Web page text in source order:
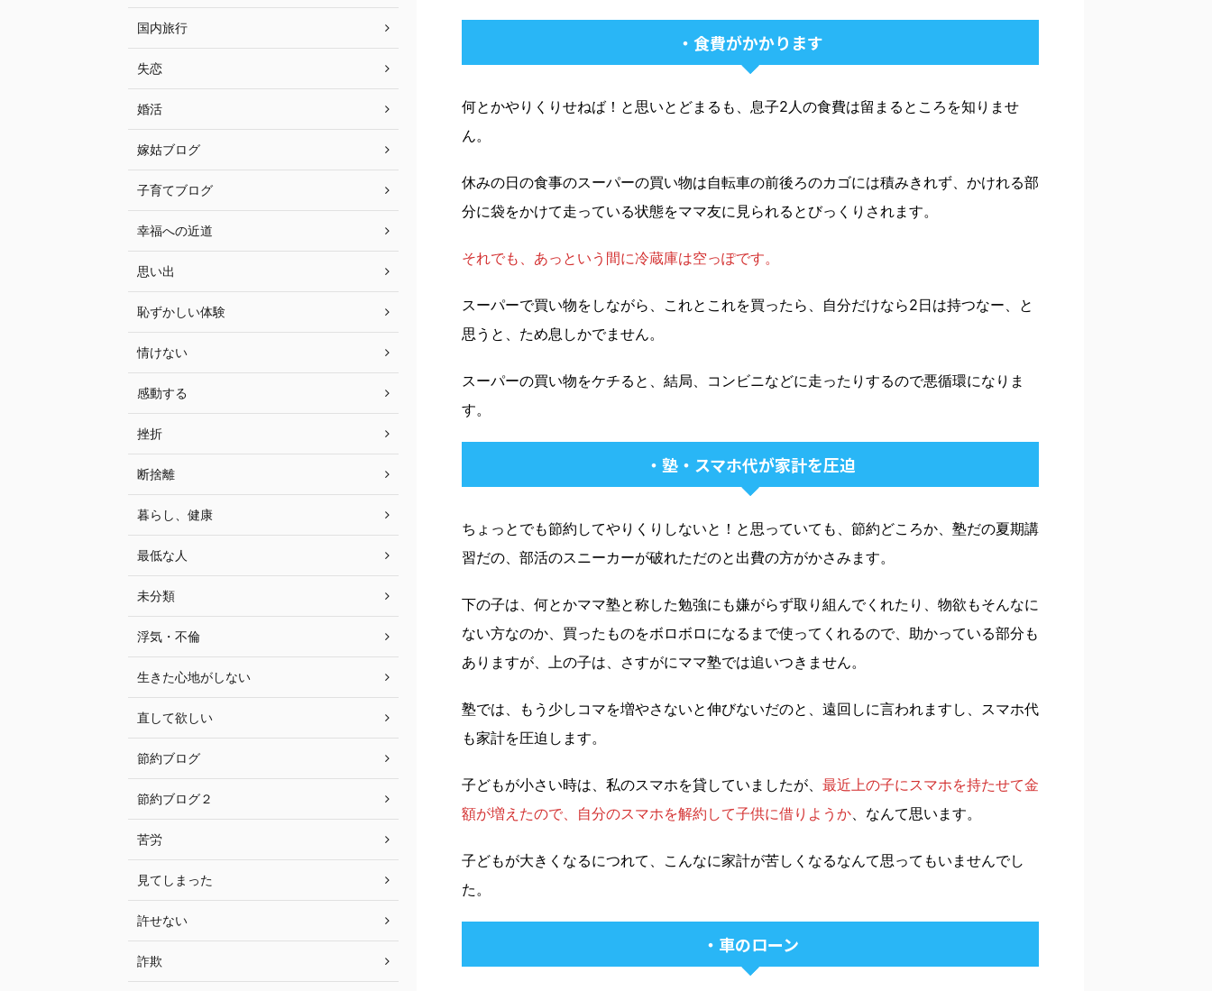
・食費がかかります
何とかやりくりせねば！と思いとどまるも、息子2人の食費は留まるところを知りませ
ん。
休みの日の食事のスーパーの買い物は自転車の前後ろのカゴには積みきれず、かけれる部
分に袋をかけて走っている状態をママ友に見られるとびっくりされます。
それでも、あっという間に冷蔵庫は空っぽです。
スーパーで買い物をしながら、これとこれを買ったら、自分だけなら2日は持つなー、と
思うと、ため息しかでません。
スーパーの買い物をケチると、結局、コンビニなどに走ったりするので悪循環になりま
す。
・塾・スマホ代が家計を圧迫
ちょっとでも節約してやりくりしないと！と思っていても、節約どころか、塾だの夏期講
習だの、部活のスニーカーが破れただのと出費の方がかさみます。
下の子は、何とかママ塾と称した勉強にも嫌がらず取り組んでくれたり、物欲もそんなに
ない方なのか、買ったものをボロボロになるまで使ってくれるので、助かっている部分も
ありますが、上の子は、さすがにママ塾では追いつきません。
塾では、もう少しコマを増やさないと伸びないだのと、遠回しに言われますし、スマホ代
も家計を圧迫します。
子どもが小さい時は、私のスマホを貸していましたが、 最近上の子にスマホを持たせて金
額が増えたので、自分のスマホを解約して子供に借りようか、なんて思います。
子どもが大きくなるにつれて、こんなに家計が苦しくなるなんて思ってもいませんでし
た。
・車のローン
国内旅行
失恋
婚活
嫁姑ブログ
子育てブログ
幸福への近道
思い出
恥ずかしい体験
情けない
感動する
挫折
断捨離
暮らし、健康
最低な人
未分類
浮気・不倫
生きた心地がしない
直して欲しい
節約ブログ
節約ブログ２
苦労
見てしまった
許せない
詐欺